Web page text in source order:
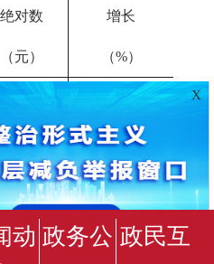
绝对数
（元）
增长
（%）
29976 4.2
19023 4.5
动 政务公 政民互
X